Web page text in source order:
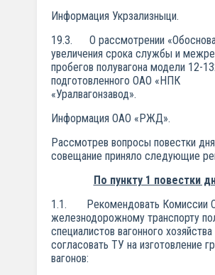
Информация Укрзализныци.
19.3. О рассмотрении
увеличения срока службы и
пробегов полувагона модели 12-
подготовленного ОАО «НПК
«Уралвагонзавод».
Информация ОАО «РЖД».
Рассмотрев вопросы повестки
совещание приняло следующие
По пункту 1 повестки
1.1. Рекомендовать Комиссии
железнодорожному транспорту
специалистов вагонного хозяйства
согласовать ТУ на изготовление
вагонов: